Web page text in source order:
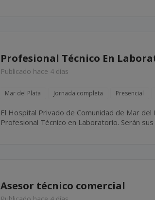
Profesional Técnico En
Publicado hace 4 días
Mar del Plata Jornada completa Presencial
El Hospital Privado de Comunidad de Mar
Profesional Técnico en Laboratorio. Serán sus principales responsabilidades: Colaborar en la
Asesor técnico comercial